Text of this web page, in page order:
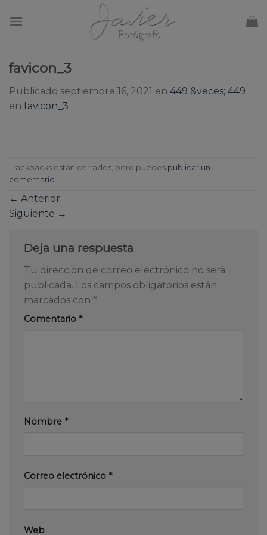
favicon_3
Publicado septiembre 16, 2021 en 449 &veces; 449
en favicon_3
Trackbacks están cerrados, pero puedes publicar un
comentario
← Anterior
Siguiente →
Deja una respuesta
Tu dirección de correo electrónico no será
publicada. Los campos obligatorios están
marcados con *
Comentario *
Nombre *
Correo electrónico *
Web